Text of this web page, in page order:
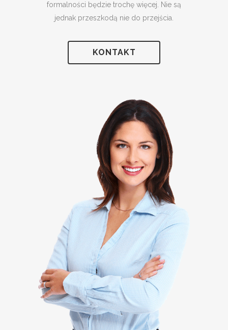
formalności będzie trochę więcej. Nie są
jednak przeszkodą nie do przejścia.
KONTAKT